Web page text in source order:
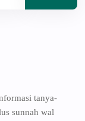
tanya-
sunnah wal